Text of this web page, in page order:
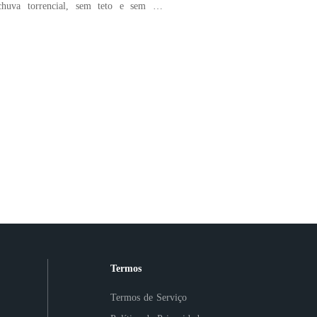
torrencial, sem teto e sem um
Termos
Termos de Serviço